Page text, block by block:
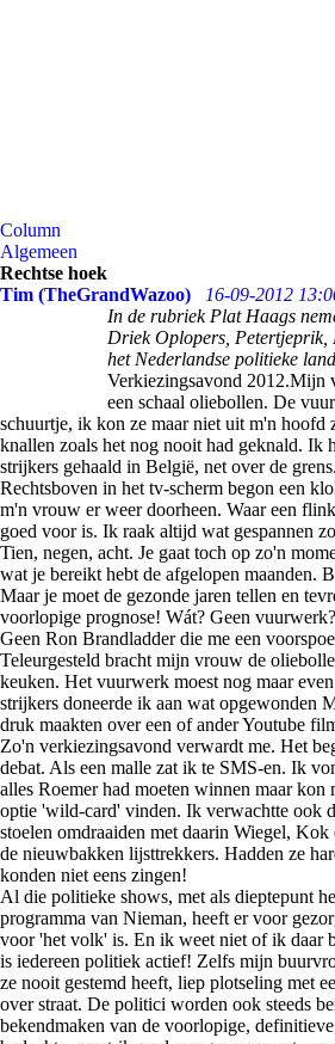
Column
Algemeen
Rechtse hoek
Tim (TheGrandWazoo)
16-09-2012
In de rubriek Plat Haags
Driek Oplopers,
het Nederlandse politieke
Verkiezingsavond 2012.Mijn
een schaal oliebollen. De
schuurtje, ik kon ze maar niet uit m'n hoofd
knallen zoals het nog nooit had geknald. Ik
strijkers gehaald in België, net over de
Rechtsboven in het tv-scherm begon een
m'n vrouw er weer doorheen. Waar een
goed voor is. Ik raak altijd wat gespannen
Tien, negen, acht. Je gaat toch op zo'n
wat je bereikt hebt de afgelopen maanden.
Maar je moet de gezonde jaren tellen en
voorlopige prognose! Wát? Geen
Geen Ron Brandladder die me een
Teleurgesteld bracht mijn vrouw de
keuken. Het vuurwerk moest nog maar
strijkers doneerde ik aan wat opgewonden
druk maakten over een of ander Youtube
Zo'n verkiezingsavond verwardt me. Het
debat. Als een malle zat ik te SMS-en. Ik
alles Roemer had moeten winnen maar kon
optie 'wild-card' vinden. Ik verwachtte ook
stoelen omdraaiden met daarin Wiegel,
de nieuwbakken lijsttrekkers. Hadden ze
konden niet eens zingen!
Al die politieke shows, met als dieptepunt
programma van Nieman, heeft er voor
voor 'het volk' is. En ik weet niet of ik daar
is iedereen politiek actief! Zelfs mijn
ze nooit gestemd heeft, liep plotseling met
over straat. De politici worden ook steeds
bekendmaken van de voorlopige,